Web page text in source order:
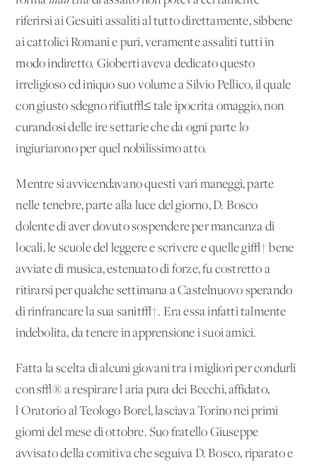
riferirsi ai Gesuiti assaliti al tutto direttamente, sibbene
ai cattolici Romani e puri, veramente assaliti tutti in
modo indiretto. Gioberti aveva dedicato questo
irreligioso ed iniquo suo volume a Silvio Pellico, il quale
con giusto sdegno rifiut√≤ tale ipocrita omaggio, non
curandosi delle ire settarie che da ogni parte lo
ingiuriarono per quel nobilissimo atto.
Mentre si avvicendavano questi vari maneggi, parte
nelle tenebre, parte alla luce del giorno, D. Bosco
dolente di aver dovuto sospendere per mancanza di
locali, le scuole del leggere e scrivere e quelle gi√† bene
avviate di musica, estenuato di forze, fu costretto a
ritirarsi per qualche settimana a Castelnuovo sperando
di rinfrancare la sua sanit√†. Era essa infatti talmente
indebolita, da tenere in apprensione i suoi amici.
Fatta la scelta di alcuni giovani tra i migliori per condurli
con s√® a respirare l'aria pura dei Becchi, affidato,
l'Oratorio al Teologo Borel, lasciava Torino nei primi
giorni del mese di ottobre. Suo fratello Giuseppe
avvisato della comitiva che seguiva D. Bosco, riparato e